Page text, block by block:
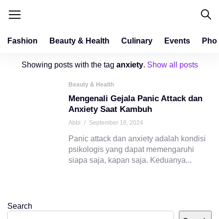
Fashion Beauty & Health Culinary Events
Showing posts with the tag anxiety. Show all posts
Beauty & Health
Mengenali Gejala Panic Attack dan
Anxiety Saat Kambuh
Abbi / September 16, 2024
Panic attack dan anxiety adalah kondisi
psikologis yang dapat memengaruhi
siapa saja, kapan saja. Keduanya...
Search